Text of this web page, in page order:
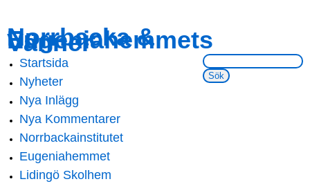
main
content
navigation
Norrbacka &
Eugeniahemmets
Vänner
Sök på webbsidan:
Main menu
Startsida
Nyheter
Nya Inlägg
Nya Kommentarer
Norrbackainstitutet
Eugeniahemmet
Lidingö Skolhem